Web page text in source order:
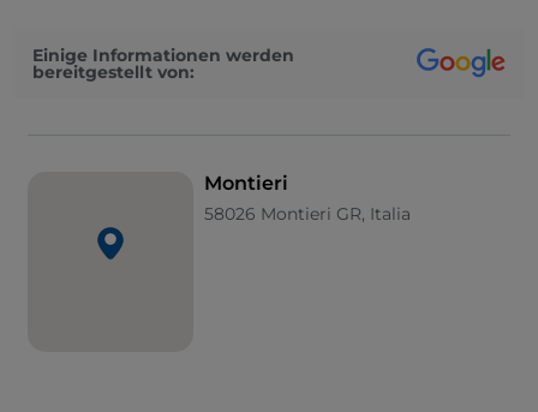
ausgezeichneter Ausgangspunkt für Ausflüge zu
Einige Informationen werden
bereitgestellt von:
Montieri
58026 Montieri GR, Italia